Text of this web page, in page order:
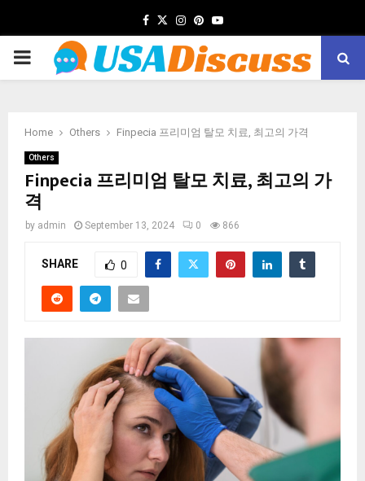
Facebook
TwitterInstagram
Pinterest
Youtube
PRIMARY
Home Others Finpecia 프리미엄 탈모 치료, 최고의 가격
Others
Finpecia 프리미엄 탈모 치료, 최고의 가
격
by admin September 13, 2024 0 866
SHARE 0